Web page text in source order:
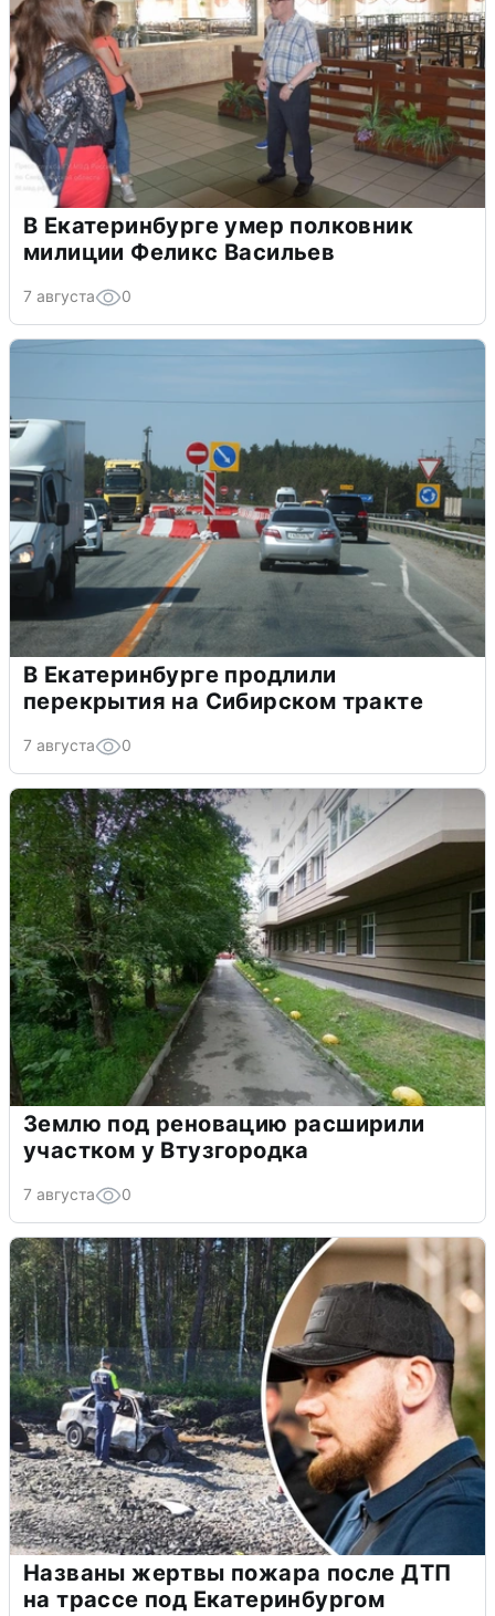
В Екатеринбурге умер полковник
милиции Феликс Васильев
7 августа 0
В Екатеринбурге продлили
перекрытия на Сибирском тракте
7 августа 0
Землю под реновацию расширили
участком у Втузгородка
7 августа 0
Названы жертвы пожара после ДТП
на трассе под Екатеринбургом